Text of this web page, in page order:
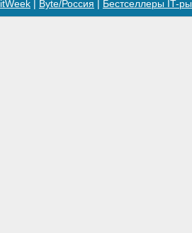
itWeek Byte/Россия Бестселлеры IT-